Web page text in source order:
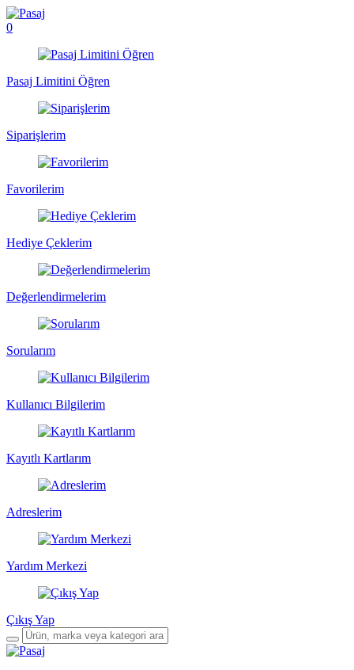
0
Pasaj Limitini Öğren
Siparişlerim
Favorilerim
Hediye Çeklerim
Değerlendirmelerim
Sorularım
Kullanıcı Bilgilerim
Kayıtlı Kartlarım
Adreslerim
Yardım Merkezi
Çıkış Yap